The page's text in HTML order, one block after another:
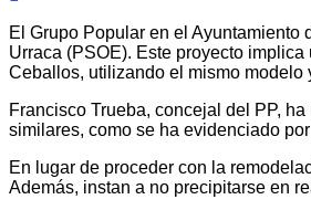
El Grupo Popular en el
Urraca (PSOE). Este proyecto
Ceballos, utilizando el mismo modelo
Francisco Trueba, concejal del PP,
similares, como se ha evidenciado
En lugar de proceder con la
Además, instan a no precipitarse en